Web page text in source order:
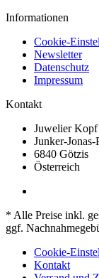
Informationen
Cookie-
Newsletter
Datenschutz
Impressum
Kontakt
Juwelier
Junker-Jonas-
6840 Götzis
Österreich
* Alle Preise inkl.
ggf.
Cookie-
Kontakt